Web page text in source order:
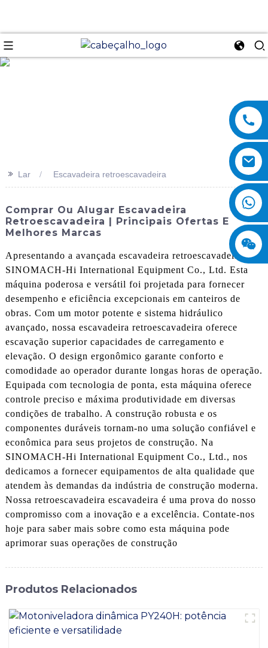
>> Lar Escavadeira retroescavadeira
Comprar Ou Alugar Escavadeira
Retroescavadeira | Principais Ofertas E
Melhores Marcas
Apresentando a avançada escavadeira retroescavadeira da
SINOMACH-Hi International Equipment Co., Ltd. Esta
máquina poderosa e versátil foi projetada para fornecer
desempenho e eficiência excepcionais em canteiros de
obras. Com um motor potente e sistema hidráulico
avançado, nossa escavadeira retroescavadeira oferece
escavação superior capacidades de carregamento e
elevação. O design ergonômico garante conforto e
comodidade ao operador durante longas horas de operação.
Equipada com tecnologia de ponta, esta máquina oferece
controle preciso e máxima produtividade em diversas
condições de trabalho. A construção robusta e os
componentes duráveis ​​tornam-no uma solução confiável e
econômica para seus projetos de construção. Na
SINOMACH-Hi International Equipment Co., Ltd., nos
dedicamos a fornecer equipamentos de alta qualidade que
atendem às demandas da indústria de construção moderna.
Nossa retroescavadeira escavadeira é uma prova do nosso
compromisso com a inovação e a excelência. Contate-nos
hoje para saber mais sobre como esta máquina pode
aprimorar suas operações de construção
Produtos Relacionados